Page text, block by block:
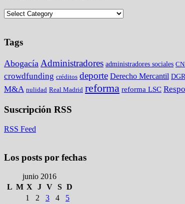
Tags
Abogacía Administradores administradores sociales
crowdfunding créditos deporte Derecho Mercantil
M&A nulidad Real Madrid reforma reforma LSC
Suscripción RSS
RSS Feed
Los posts por fechas
junio 2016
L M X J V S D
1 2 3 4
5